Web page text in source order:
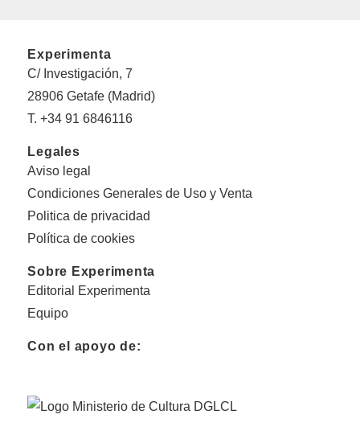
Experimenta
C/ Investigación, 7
28906 Getafe (Madrid)
T. +34 91 6846116
Legales
Aviso legal
Condiciones Generales de Uso y Venta
Politica de privacidad
Política de cookies
Sobre Experimenta
Editorial Experimenta
Equipo
Con el apoyo de: